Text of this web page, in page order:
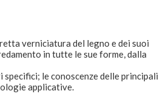
verniciatura del legno e dei suoi
in tutte le sue forme, dalla
specifici; le conoscenze delle principali
applicative.